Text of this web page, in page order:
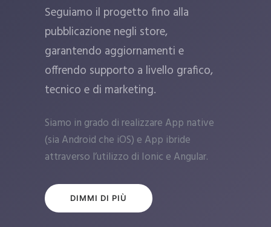
Seguiamo il progetto fino alla
pubblicazione negli store,
garantendo aggiornamenti e
offrendo supporto a livello grafico,
tecnico e di marketing.
Siamo in grado di realizzare App native
(sia Android che iOS) e App ibride
attraverso l’utilizzo di Ionic e Angular.
DIMMI DI PIÙ